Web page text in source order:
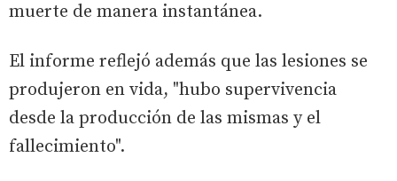
muerte de manera instantánea.
El informe reflejó además que las lesiones se
produjeron en vida, "hubo supervivencia
desde la producción de las mismas y el
fallecimiento".